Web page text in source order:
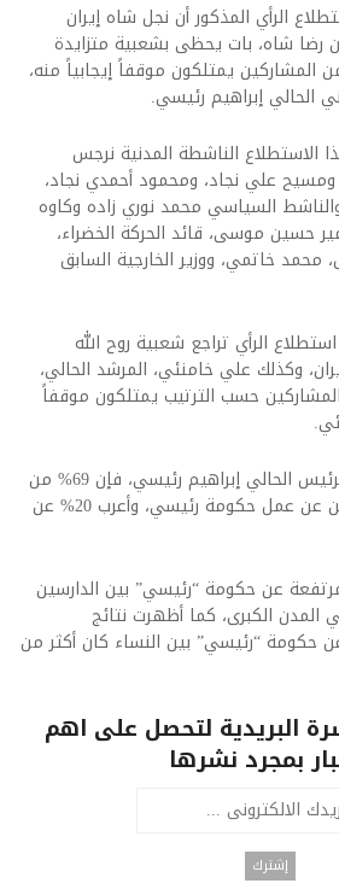
الرأي المذكور أن نجل شاه إيران
رضا شاه، بات يحظى بشعبية متزايدة
إذ كان 39% من المشاركين يمتلكون موقفاً إيجابياً منه،
الاستطلاع الناشطة المدنية نرجس
علي نجاد، ومحمود أحمدي نجاد،
والناشط السياسي محمد نوري زاده وكاوه
حسين موسى، قائد الحركة الخضراء،
محمد خاتمي، ووزير الخارجية السابق
الرأي تراجع شعبية روح الله
وكذلك علي خامنئي، المرشد الحالي،
و66% من المشاركين حسب الترتيب يمتلكون موقفاً
على صعيد أداء حكومة الرئيس الحالي إبراهيم رئيسي، فإن 69% من
المشاركين كانوا غير راضين عن عمل حكومة رئيسي، وأعرب 20% عن
عن حكومة “رئيسي” بين الدارسين
المدن الكبرى، كما أظهرت نتائج
حكومة “رئيسي” بين النساء كان أكثر من
البريدية لتحصل على اهم
بمجرد نشرها